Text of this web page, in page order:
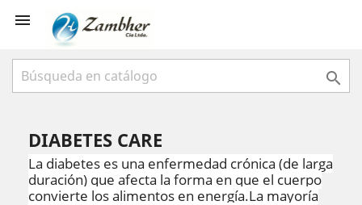


DIABETES CARE
La diabetes es una enfermedad crónica (de larga
duración) que afecta la forma en que el cuerpo
convierte los alimentos en energía.La mayoría